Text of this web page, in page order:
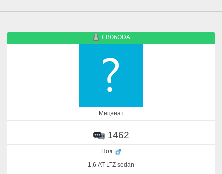
CBO6ODA
Меценат
1462
Пол:
1,6 АТ LTZ sedan